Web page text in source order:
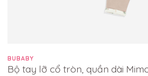
BUBABY
Bộ tay lỡ cổ tròn, quần dài